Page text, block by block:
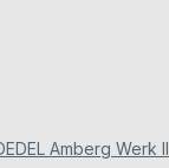
Amberg Werk II